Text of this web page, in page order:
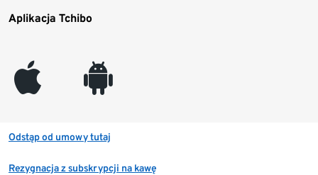
Aplikacja Tchibo
appleinc android
Odstąp od umowy tutaj
Rezygnacja z subskrypcji na kawę